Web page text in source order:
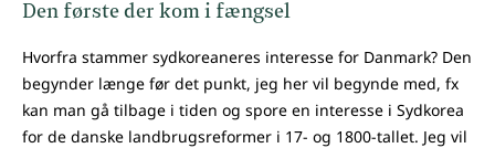
Den første der kom i fængsel
Hvorfra stammer sydkoreaneres interesse for Danmark? Den
begynder længe før det punkt, jeg her vil begynde med, fx
kan man gå tilbage i tiden og spore en interesse i Sydkorea
for de danske landbrugsreformer i 17- og 1800-tallet. Jeg vil